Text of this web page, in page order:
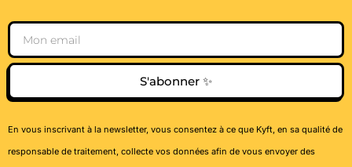
Email
S'abonner ✨
En vous inscrivant à la newsletter, vous consentez à ce que Kyft, en sa qualité de
responsable de traitement, collecte vos données afin de vous envoyer des